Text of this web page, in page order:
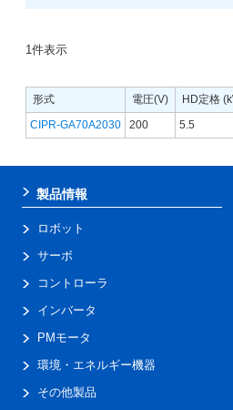
1件表示
形式 電圧(V) HD定格
CIPR-GA70A2030
200 5.5
製品情報
ロボット
サーボ
コントローラ
インバータ
PMモータ
環境・エネルギー機器
その他製品